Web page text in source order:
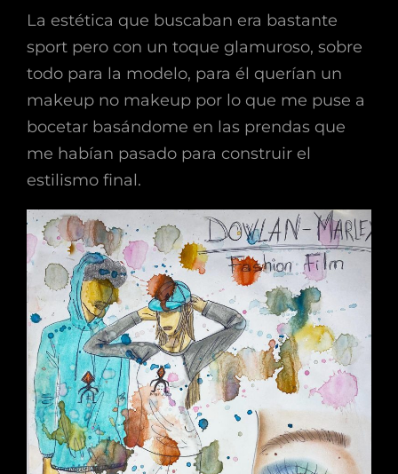
La estética que buscaban era bastante
sport pero con un toque glamuroso, sobre
todo para la modelo, para él querían un
makeup no makeup por lo que me puse a
bocetar basándome en las prendas que
me habían pasado para construir el
estilismo final.